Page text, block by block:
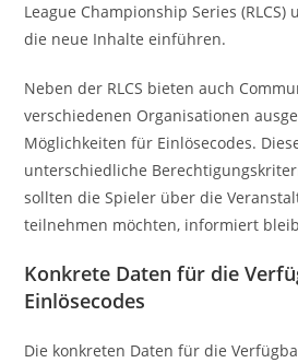
League Championship Series
die neue Inhalte einführen.
Neben der RLCS bieten auch
verschiedenen Organisationen
Möglichkeiten für Einlösecodes.
unterschiedliche
sollten die Spieler über die
teilnehmen möchten, informiert
Konkrete Daten für die
Einlösecodes
Die konkreten Daten für die